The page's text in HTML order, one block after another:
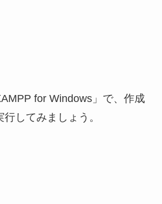
for Windows」で、作成
してみましょう。